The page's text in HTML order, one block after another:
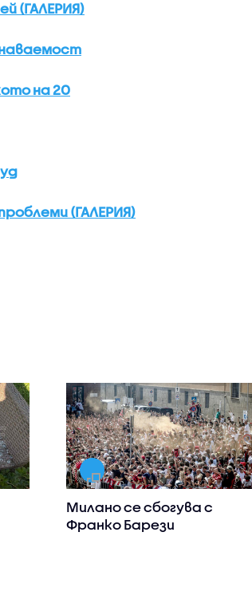
(ГАЛЕРИЯ)
на 20
(ГАЛЕРИЯ)
Милано се сбогува с
Франко Барези